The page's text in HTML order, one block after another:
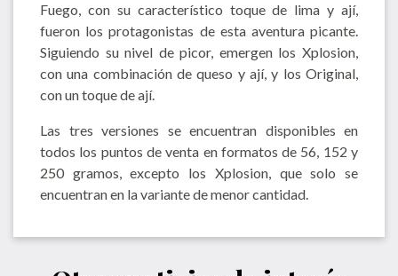
Fuego, con su característico toque de lima y ají,
fueron los protagonistas de esta aventura picante.
Siguiendo su nivel de picor, emergen los Xplosion,
con una combinación de queso y ají, y los Original,
con un toque de ají.
Las tres versiones se encuentran disponibles en
todos los puntos de venta en formatos de 56, 152 y
250 gramos, excepto los Xplosion, que solo se
encuentran en la variante de menor cantidad.